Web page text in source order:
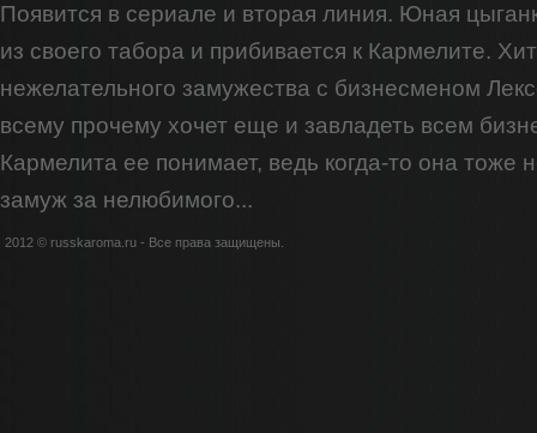
Появится в сериале и вторая линия. Юная
из своего табора и прибивается к Кармелите.
нежелательного замужества с бизнесменом
всему прочему хочет еще и завладеть всем
Кармелита ее понимает, ведь когда-то она тоже
замуж за нелюбимого...
2012 © russkaroma.ru - Все права защищены.